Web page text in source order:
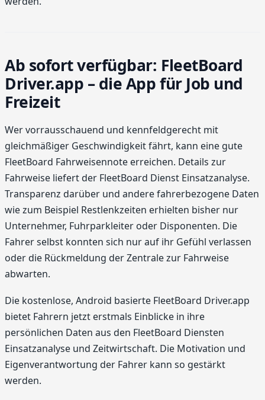
Ab sofort verfügbar: FleetBoard
Driver.app – die App für Job und
Freizeit
Wer vorrausschauend und kennfeldgerecht mit
gleichmäßiger Geschwindig­keit fährt, kann eine gute
FleetBoard Fahrweisennote erreichen. Details zur
Fahrweise liefert der FleetBoard Dienst Einsatzanalyse.
Transparenz darüber und andere fahrerbezogene Daten
wie zum Beispiel Restlenkzeiten erhielten bisher nur
Unternehmer, Fuhrparkleiter oder Disponenten. Die
Fahrer selbst konnten sich nur auf ihr Gefühl verlassen
oder die Rückmeldung der Zentrale zur Fahrweise
abwarten.
Die kostenlose, Android basierte FleetBoard Driver.app
bietet Fahrern jetzt erstmals Einblicke in ihre
persönlichen Daten aus den FleetBoard Diensten
Einsatzanalyse und Zeitwirtschaft. Die Motivation und
Eigenverantwortung der Fahrer kann so gestärkt
werden.